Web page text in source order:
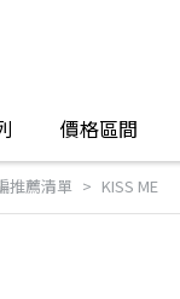
價格區間
推薦清單 KISS ME